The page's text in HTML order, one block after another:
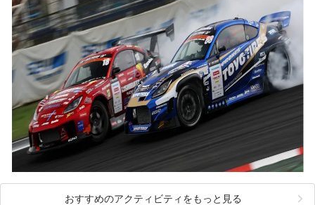
おすすめのアクティビティをもっと見る